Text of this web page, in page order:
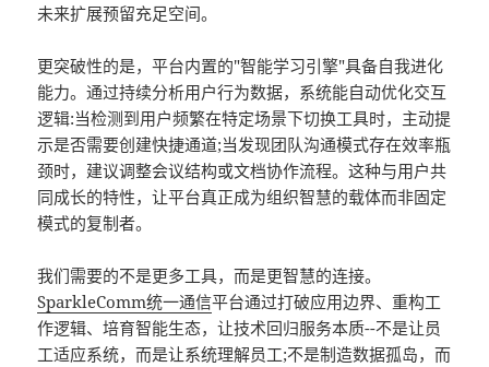
未来扩展预留充足空间。
更突破性的是，平台内置的"智能学习引擎"具备自我进化
能力。通过持续分析用户行为数据，系统能自动优化交互
逻辑:当检测到用户频繁在特定场景下切换工具时，主动提
示是否需要创建快捷通道;当发现团队沟通模式存在效率瓶
颈时，建议调整会议结构或文档协作流程。这种与用户共
同成长的特性，让平台真正成为组织智慧的载体而非固定
模式的复制者。
我们需要的不是更多工具，而是更智慧的连接。
SparkleComm统一通信平台通过打破应用边界、重构工
作逻辑、培育智能生态，让技术回归服务本质--不是让员
工适应系统，而是让系统理解员工;不是制造数据孤岛，而